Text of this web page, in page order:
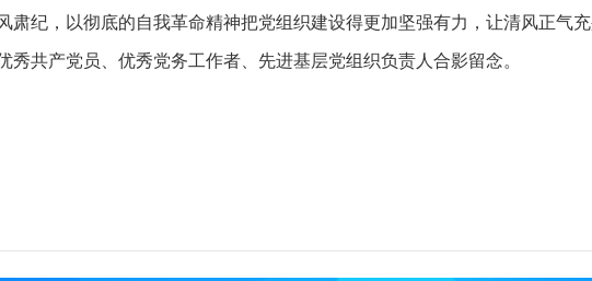
纪，以彻底的自我革命精神把党组织建设得更加坚强有力，让清风正气充
共产党员、优秀党务工作者、先进基层党组织负责人合影留念。